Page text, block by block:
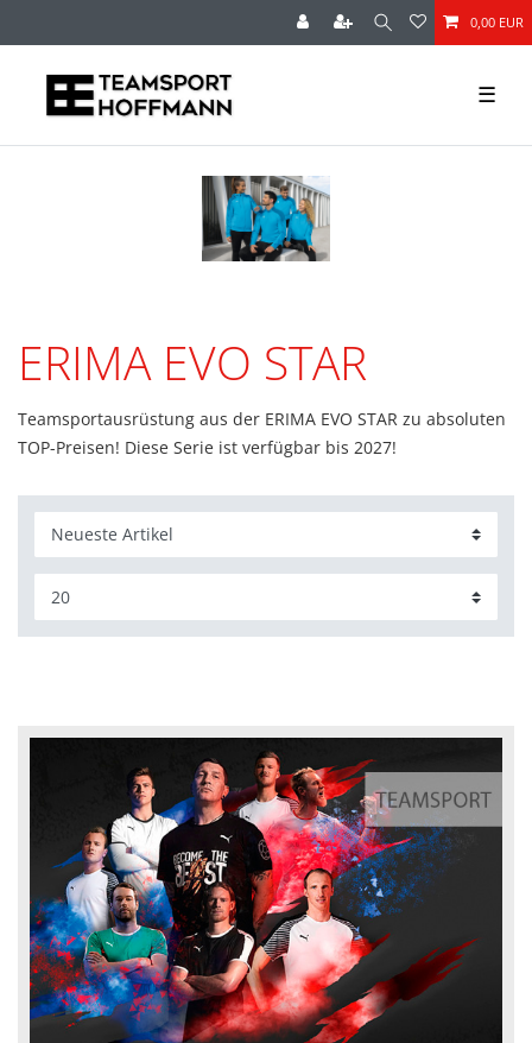
0,00 EUR
☰
ERIMA EVO STAR
Teamsportausrüstung aus der ERIMA EVO STAR zu absoluten
TOP-Preisen! Diese Serie ist verfügbar bis 2027!